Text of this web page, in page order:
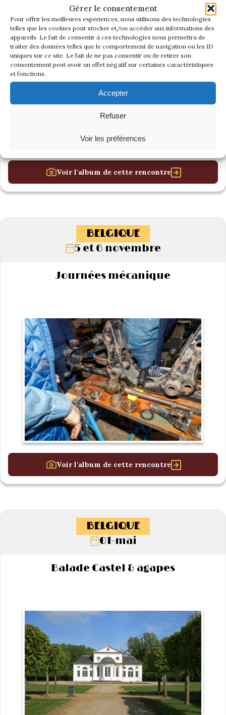
Gérer le consentement
Pour offrir les meilleures expériences, nous utilisons des technologies
telles que les cookies pour stocker et/ou accéder aux informations des
appareils. Le fait de consentir à ces technologies nous permettra de
traiter des données telles que le comportement de navigation ou les ID
uniques sur ce site. Le fait de ne pas consentir ou de retirer son
consentement peut avoir un effet négatif sur certaines caractéristiques
et fonctions.
Accepter
Refuser
Voir les préférences
Voir l'album de cette rencontre
BELGIQUE
5 et 6 novembre
Journées mécanique
Voir l'album de cette rencontre
BELGIQUE
01-mai
Balade Castel & agapes